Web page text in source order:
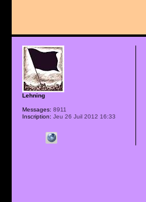
Lehning
Messages: 8911
Inscription: Jeu 26 Juil 2012 16:33